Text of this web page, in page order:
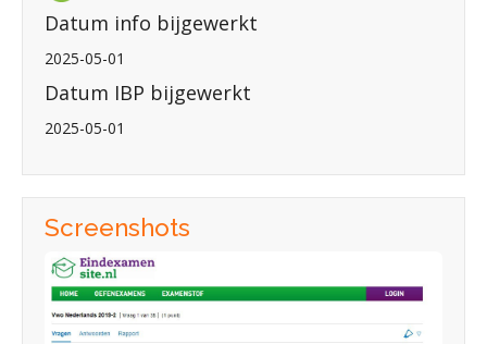
Datum info bijgewerkt
2025-05-01
Datum IBP bijgewerkt
2025-05-01
Screenshots